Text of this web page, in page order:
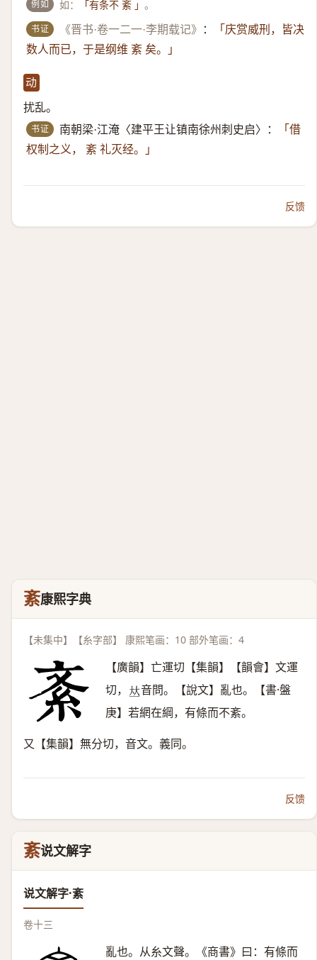
例如 如： 「有条不 紊 」。
书证 《晋书·卷一二一·李期载记》 ：
「庆赏威刑，皆决
数人而已，于是纲维 紊 矣。」
动
扰乱。
书证 南朝梁·江淹〈建平王让镇南徐州刺史启〉：
「借
权制之义， 紊 礼灭经。」
反馈
紊康熙字典
【未集中】【糸字部】 康熙笔画：10 部外笔画：4
【廣韻】亡運切【集韻】【韻會】文運
切， 𠀤音問。【說文】亂也。【書·盤
庚】若網在綱，有條而不紊。
又【集韻】無分切，音文。義同。
反馈
紊说文解字
说文解字·紊
卷十三
亂也。从糸文聲。《商書》曰：有條而